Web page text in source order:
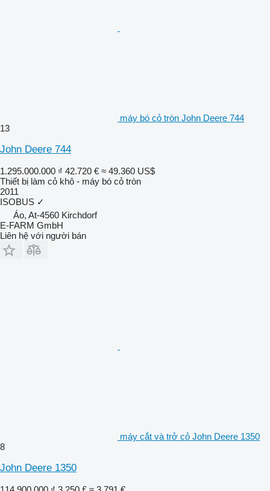
máy bó cỏ tròn John Deere 744
13
John Deere 744
1.295.000.000 ₫ 42.720 € ≈ 49.360 US$
Thiết bị làm cỏ khô - máy bó cỏ tròn
2011
ISOBUS ✓
Áo, At-4560 Kirchdorf
E-FARM GmbH
Liên hệ với người bán
máy cắt và trở cỏ John Deere 1350
8
John Deere 1350